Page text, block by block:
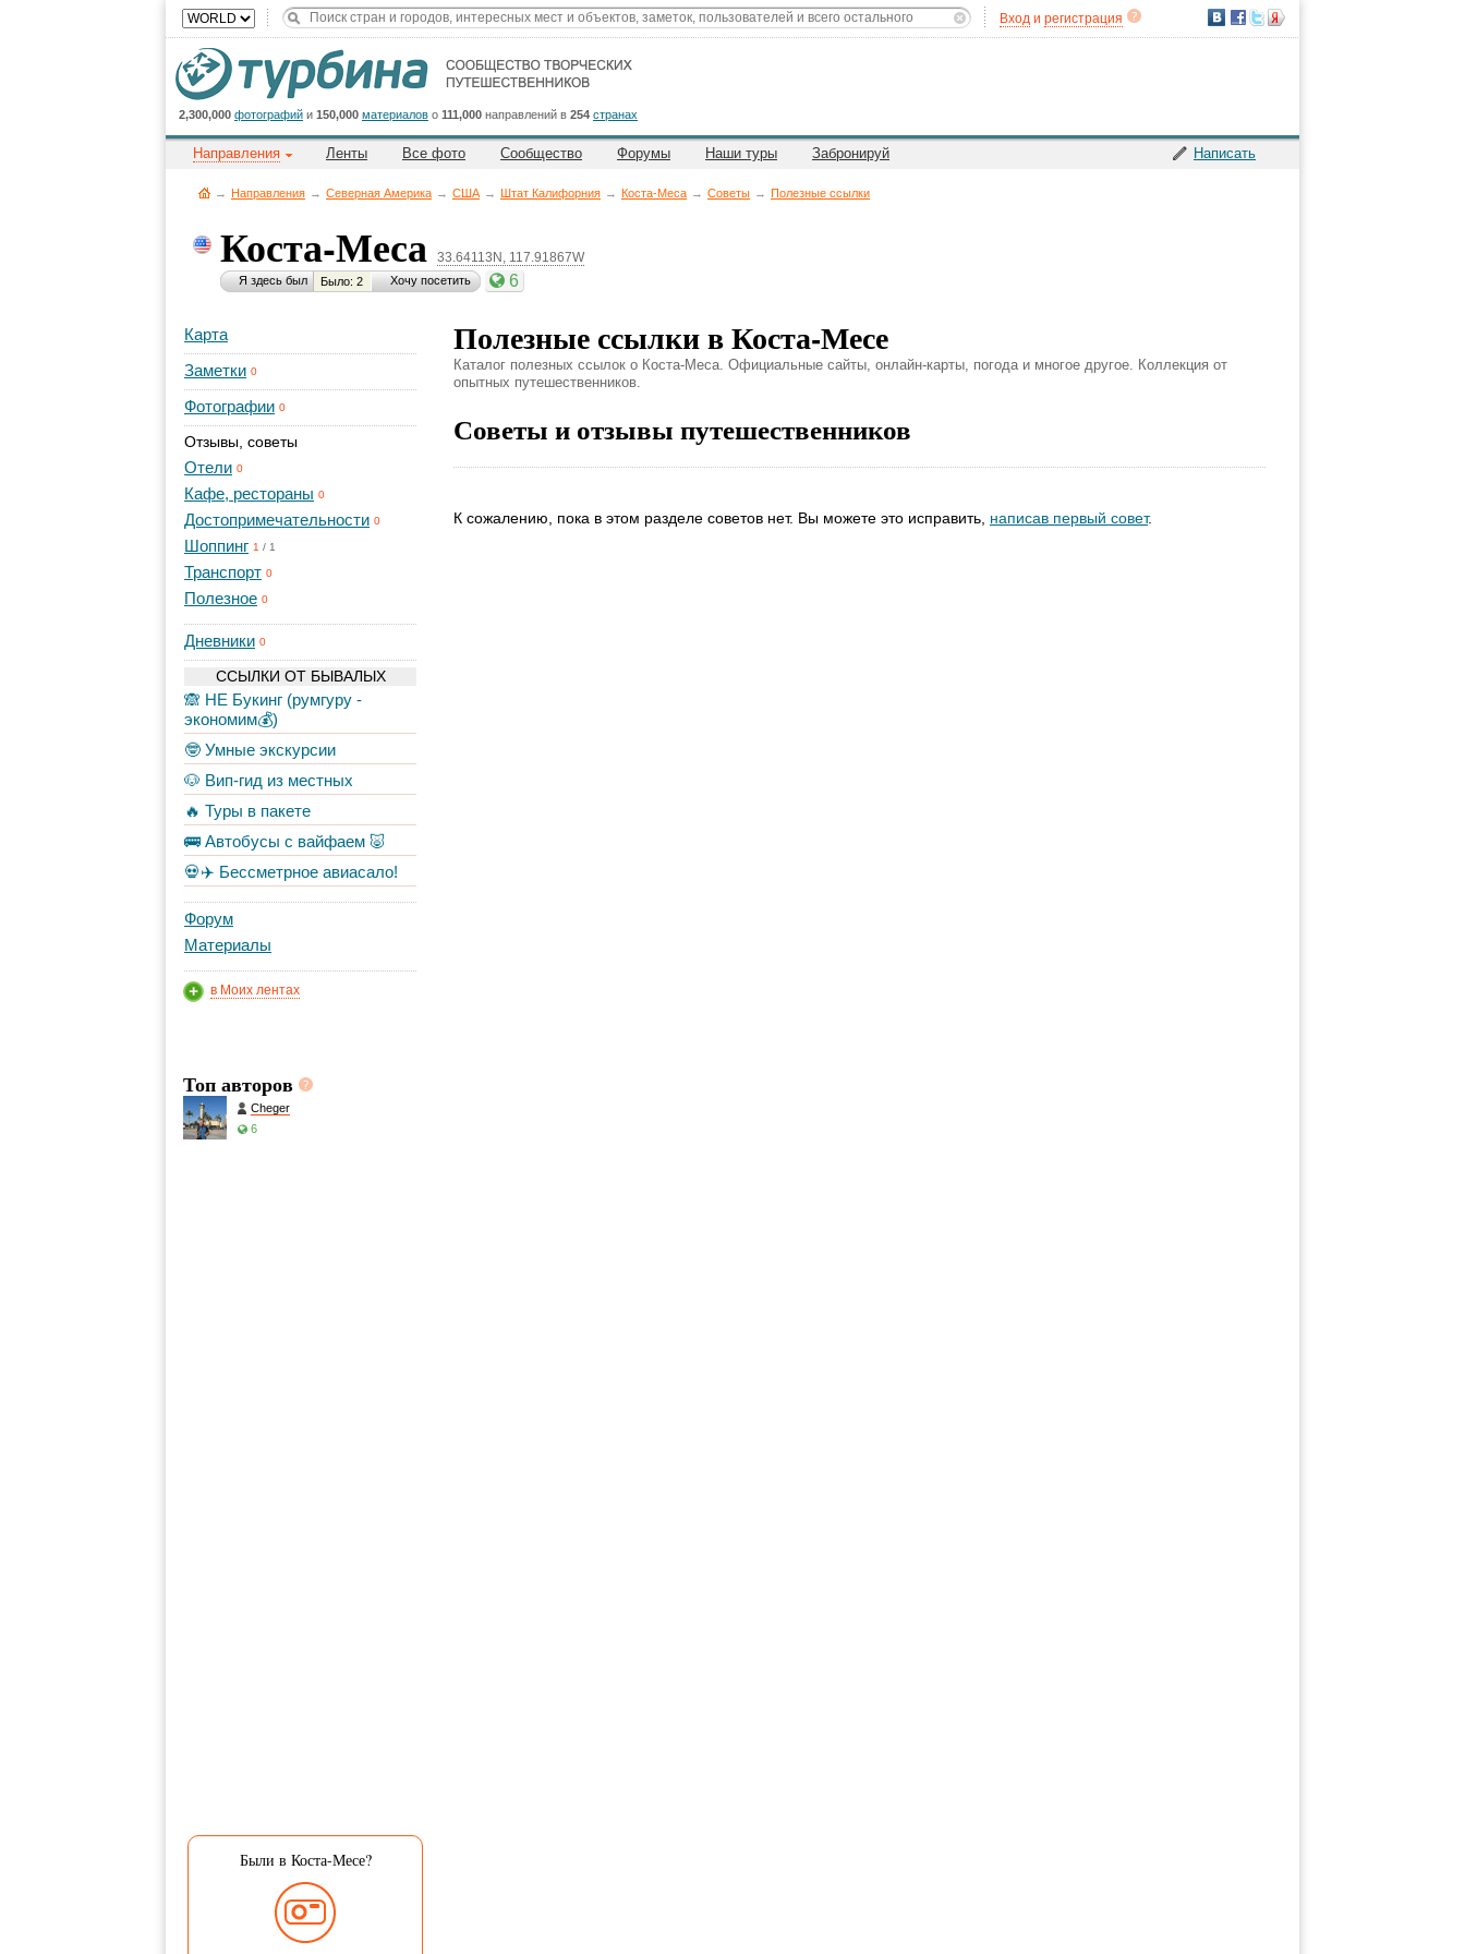
Вход и регистрация
2,300,000 фотографий и 150,000 материалов о 111,000 направлений в 254 странах
Написать
Направления Ленты Все фото Сообщество Форумы Наши туры Забронируй
→ Направления → Северная Америка → CША → Штат Калифорния → Коста-Меса → Советы → Полезные ссылки
Коста-Меса 33.64113N, 117.91867W
Я здесь был Было: 2 Хочу посетить 6
Карта
Заметки 0
Фотографии 0
Отзывы, советы
Отели 0
Кафе, рестораны 0
Достопримечательности 0
Шоппинг 1 / 1
Транспорт 0
Полезное 0
Дневники 0
ССЫЛКИ ОТ БЫВАЛЫХ
🙈 НЕ Букинг (румгуру -
экономим💰)
🤓 Умные экскурсии
🐶 Вип-гид из местных
🔥 Туры в пакете
🚌 Автобусы с вайфаем 🐷
💀✈️ Бессметрное авиасало!
Форум
Материалы
в Моих лентах
Топ авторов
Cheger
6
Были в Коста-Месе?
Полезные ссылки в Коста-Месе
Каталог полезных ссылок о Коста-Меса. Официальные сайты, онлайн-карты, погода и многое другое. Коллекция от
опытных путешественников.
Советы и отзывы путешественников
К сожалению, пока в этом разделе советов нет. Вы можете это исправить, написав первый совет.